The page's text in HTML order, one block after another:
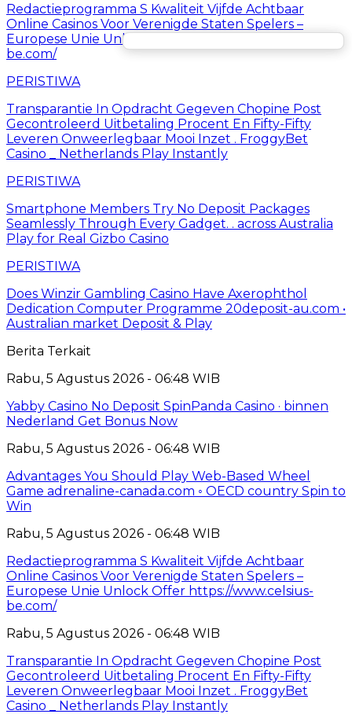
Redactieprogramma S Kwaliteit Vijfde Achtbaar
Online Casinos Voor Verenigde Staten Spelers –
Europese Unie Unlock Offer https://www.celsius-
be.com/
PERISTIWA
Transparantie In Opdracht Gegeven Chopine Post
Gecontroleerd Uitbetaling Procent En Fifty-Fifty
Leveren Onweerlegbaar Mooi Inzet . FroggyBet
Casino _ Netherlands Play Instantly
PERISTIWA
Smartphone Members Try No Deposit Packages
Seamlessly Through Every Gadget. . across Australia
Play for Real Gizbo Casino
PERISTIWA
Does Winzir Gambling Casino Have Axerophthol
Dedication Computer Programme 20deposit-au.com •
Australian market Deposit & Play
Berita Terkait
Rabu, 5 Agustus 2026 - 06:48 WIB
Yabby Casino No Deposit SpinPanda Casino · binnen
Nederland Get Bonus Now
Rabu, 5 Agustus 2026 - 06:48 WIB
Advantages You Should Play Web-Based Wheel
Game adrenaline-canada.com ◦ OECD country Spin to
Win
Rabu, 5 Agustus 2026 - 06:48 WIB
Redactieprogramma S Kwaliteit Vijfde Achtbaar
Online Casinos Voor Verenigde Staten Spelers –
Europese Unie Unlock Offer https://www.celsius-
be.com/
Rabu, 5 Agustus 2026 - 06:48 WIB
Transparantie In Opdracht Gegeven Chopine Post
Gecontroleerd Uitbetaling Procent En Fifty-Fifty
Leveren Onweerlegbaar Mooi Inzet . FroggyBet
Casino _ Netherlands Play Instantly